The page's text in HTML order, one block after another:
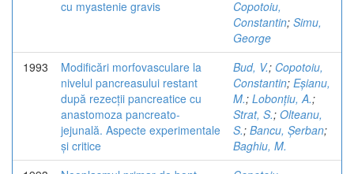
cu myastenie gravis
Copotoiu,
Constantin; Simu,
George
1993
Modificări morfovasculare la
nivelul pancreasului restant
după rezecții pancreatice cu
anastomoza pancreato-
jejunală. Aspecte experimentale
și critice
Bud, V.; Copotoiu,
Constantin; Eșianu,
M.; Lobonțiu, A.;
Strat, S.; Olteanu,
S.; Bancu, Șerban;
Baghiu, M.